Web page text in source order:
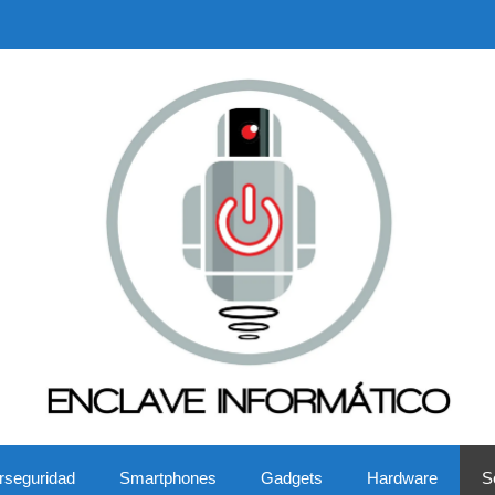
Smartphones Gadgets Hardware